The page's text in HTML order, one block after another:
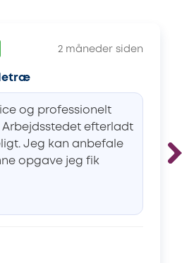
2 måneder siden
og professionelt
efterladt
Jeg kan anbefale
opgave jeg fik